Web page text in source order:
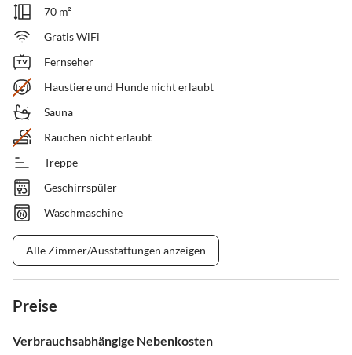
70 m²
Gratis WiFi
Fernseher
Haustiere und Hunde nicht erlaubt
Sauna
Rauchen nicht erlaubt
Treppe
Geschirrspüler
Waschmaschine
Alle Zimmer/Ausstattungen anzeigen
Preise
Verbrauchsabhängige Nebenkosten